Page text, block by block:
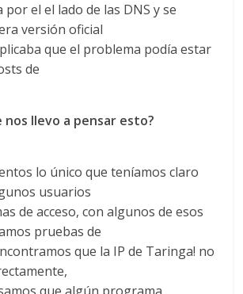
el el lado de las DNS y se
versión oficial
que el problema podía estar
de
nos llevo a pensar esto?
lo único que teníamos claro
usuarios
de acceso, con algunos de esos
pruebas de
que la IP de Taringa! no